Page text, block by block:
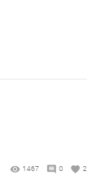
1467 0 2